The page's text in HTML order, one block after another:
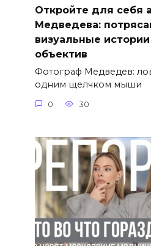
Откройте для себя
Медведева:
визуальные
объектив
Фотограф Медведев:
одним щелчком мыши
0 30